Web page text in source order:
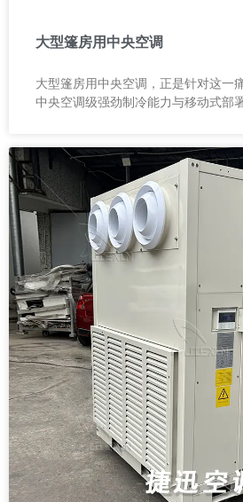
大型篷房用中央空调
大型篷房用中央空调，正是针对这一
中央空调级强劲制冷能力与移动式部